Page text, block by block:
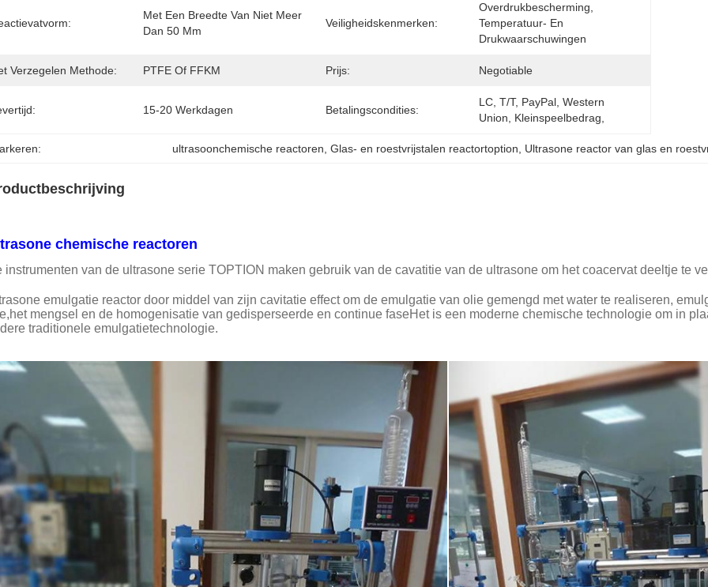
Met Een Breedte Van Niet Meer
Dan 50 Mm
Veiligheidskenmerken:
Overdrukbescherming,
Temperatuur- En
Drukwaarschuwingen
Verzegelen Methode: PTFE Of FFKM Prijs: Negotiable
15-20 Werkdagen Betalingscondities:
LC, T/T, PayPal, Western
Union, Kleinspeelbedrag,
ultrasoonchemische reactoren , Glas- en roestvrijstalen reactortoption Ultrasone reactor van glas en
chemische reactoren
instrumenten van de ultrasone serie TOPTION maken gebruik van de cavatitie van de ultrasone om het coacervat deeltje te
emulgatie reactor door middel van zijn cavitatie effect om de emulgatie van olie gemengd met water te realiseren,
mengsel en de homogenisatie van gedisperseerde en continue faseHet is een moderne chemische technologie om in
traditionele emulgatietechnologie.